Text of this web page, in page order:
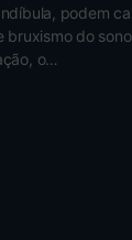
podem
bruxismo do
o…